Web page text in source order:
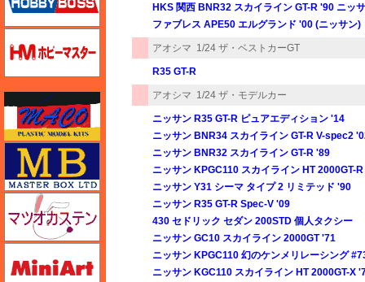
HKS 関西 BNR32 スカイライン GT-R '90 ニッ
ファブレス APE50 エルグランド '00 (ニッサン)
アオシマ 1/24 ザ・ベストカーGT
R35 GT-R
アオシマ 1/24 ザ・モデルカー
ニッサン R35 GT-R ピュアエディション '14
ニッサン BNR34 スカイライン GT-R V-spec2
ニッサン BNR32 スカイライン GT-R '89
ニッサン KPGC110 スカイライン HT 2000GT-
ニッサン Y31 シーマ タイプ 2 リミテッド '90
ニッサン R35 GT-R Spec-V '09
430 セドリック セダン 200STD 個人タクシー
ニッサン GC10 スカイライン 2000GT '71
ニッサン KPGC110 幻のケンメリレーシング
ニッサン KGC110 スカイライン HT 2000GT-X
ホビーマスター
マスターボックス
マツオカステン